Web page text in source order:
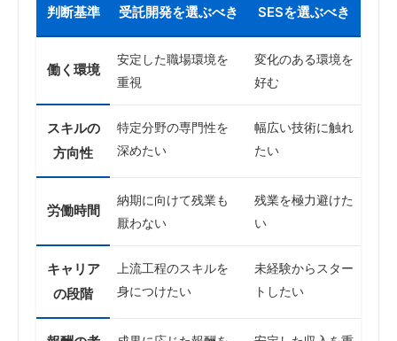
判断基準 受託開発を選ぶべき SESを選ぶべき
働く環境
安定した職場環境を
重視
変化のある環境を
好む
スキルの
方向性
特定分野の専門性を
深めたい
幅広い技術に触れ
たい
労働時間
納期に向けて残業も
厭わない
残業を極力避けた
い
キャリア
の段階
上流工程のスキルを
身につけたい
未経験からスター
トしたい